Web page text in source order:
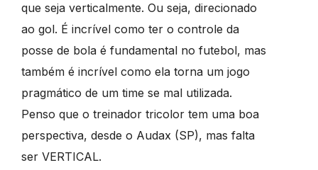
que seja verticalmente. Ou seja, direcionado
ao gol. É incrível como ter o controle da
posse de bola é fundamental no futebol, mas
também é incrível como ela torna um jogo
pragmático de um time se mal utilizada.
Penso que o treinador tricolor tem uma boa
perspectiva, desde o Audax (SP), mas falta
ser VERTICAL.